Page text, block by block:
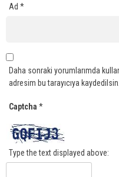
Ad *
Daha sonraki yorumlarımda
adresim bu tarayıcıya kaydedilsin.
Captcha *
Type the text displayed above: